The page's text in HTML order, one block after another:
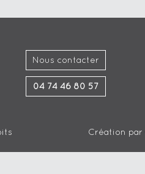
Nous contacter
04 74 46 80 57
Création par